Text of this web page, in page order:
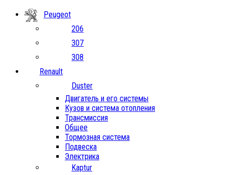
Peugeot
206
307
308
Renault
Duster
Двигатель и его системы
Кузов и система отопления
Трансмиссия
Общее
Тормозная система
Подвеска
Электрика
Kaptur